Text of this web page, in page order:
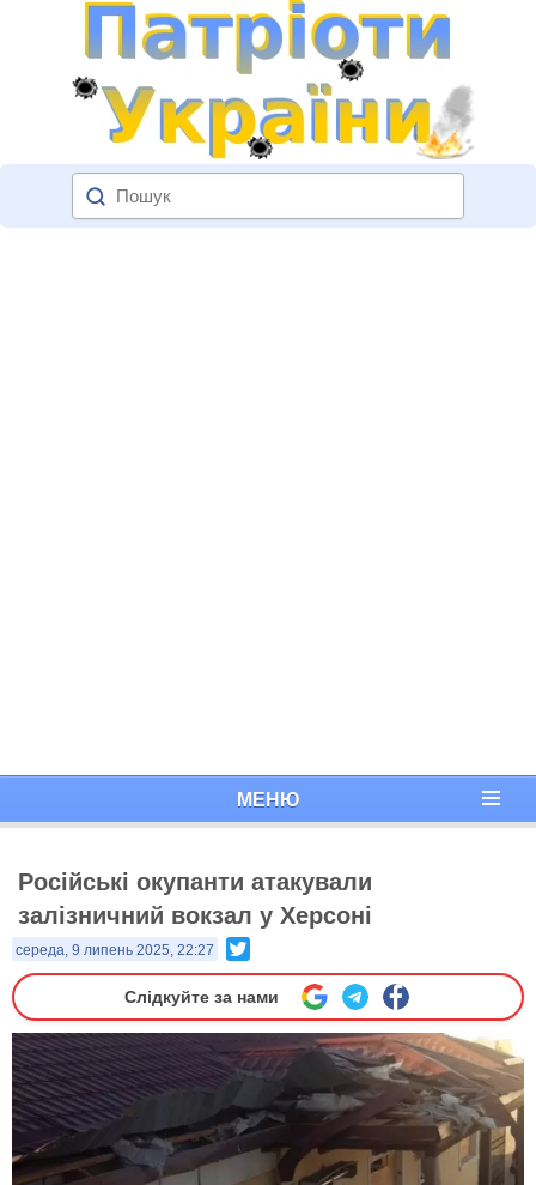
МЕНЮ
Російські окупанти атакували
залізничний вокзал у Херсоні
середа, 9 липень 2025, 22:27
Слідкуйте за нами